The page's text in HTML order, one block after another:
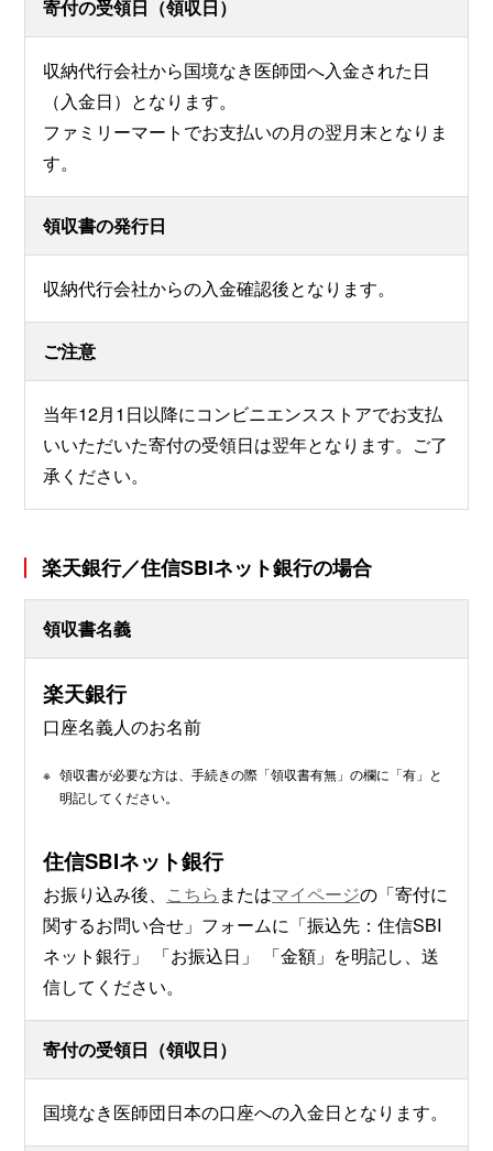
寄付の受領日（領収日）
収納代行会社から国境なき医師団へ入金された日
（入金日）となります。
ファミリーマートでお支払いの月の翌月末となりま
す。
領収書の発行日
収納代行会社からの入金確認後となります。
ご注意
当年12月1日以降にコンビニエンスストアでお支払
いいただいた寄付の受領日は翌年となります。ご了
承ください。
楽天銀行／住信SBIネット銀行の場合
領収書名義
楽天銀行
口座名義人のお名前
※ 領収書が必要な方は、手続きの際「領収書有無」の欄に「有」と
明記してください。
住信SBIネット銀行
お振り込み後、 こちら またはマイページの「寄付に
関するお問い合せ」フォームに「振込先：住信SBI
ネット銀行」 「お振込日」 「金額」を明記し、送
信してください。
寄付の受領日（領収日）
国境なき医師団日本の口座への入金日となります。